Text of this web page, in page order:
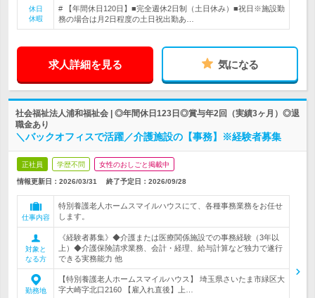
休日
休暇
# 【年間休日120日】■完全週休2日制（土日休み）■祝日※施設勤
務の場合は月2日程度の土日祝出勤あ…
求人詳細を見る 気になる
社会福祉法人浦和福祉会 | ◎年間休日123日◎賞与年2回（実績3ヶ月）◎退
職金あり
＼バックオフィスで活躍／介護施設の【事務】※経験者募集
正社員 学歴不問 女性のおしごと掲載中
情報更新日：2026/03/31 終了予定日： 2026/09/28
仕事内容
特別養護老人ホームスマイルハウスにて、各種事務業務をお任せ
します。
対象と
なる方
《経験者募集》◆介護または医療関係施設での事務経験（3年以
上）◆介護保険請求業務、会計・経理、給与計算など独力で遂行
できる実務能力 他
勤務地
【特別養護老人ホームスマイルハウス】 埼玉県さいたま市緑区大
字大崎字北口2160 【雇入れ直後】上…